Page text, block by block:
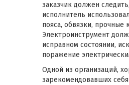
заказчик должен
исполнитель
пояса, обвязки, прочные
Электроинструмент
исправном состоянии,
поражение
Одной из организаций,
зарекомендовавших